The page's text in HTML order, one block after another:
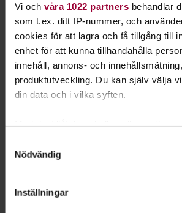
Vi och våra 1022 partnersbehandlar
som t.ex. ditt IP-nummer, och
cookies för att lagra och få tillgång till
enhet för att kunna tillhandahålla
innehåll, annons- och
produktutveckling. Du kan själv välja
din data och i vilka syften.
kan ha en noggrannhet på upp till
Ta reda på mer om hur dina
Nödvändig
Inställningar
Starta en studiecirkel
För att få tillgång till våra lokaler
studiecirkel hos Studiefrämjandet. Då
andra saker som coachning, spelningar,
seminarier m.m. Hör av er till oss så